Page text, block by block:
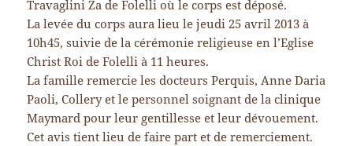
Travaglini Za de Folelli où le corps est déposé.
La levée du corps aura lieu le jeudi 25 avril 2013 à
10h45, suivie de la cérémonie religieuse en l’Eglise
Christ Roi de Folelli à 11 heures.
La famille remercie les docteurs Perquis, Anne Daria
Paoli, Collery et le personnel soignant de la clinique
Maymard pour leur gentillesse et leur dévouement.
Cet avis tient lieu de faire part et de remerciement.